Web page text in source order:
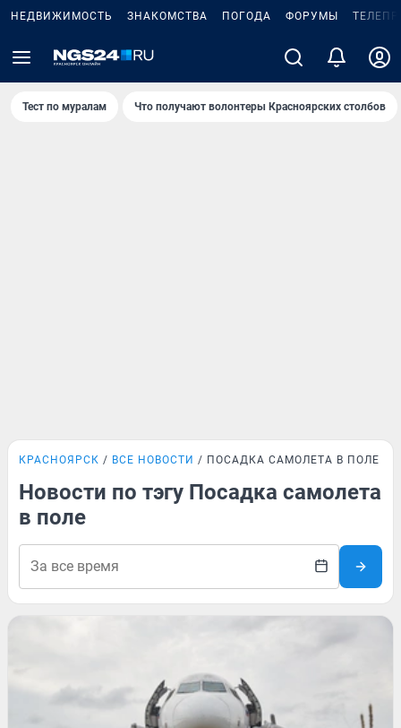
НЕДВИЖИМОСТЬ ЗНАКОМСТВА ПОГОДА ФОРУМЫ
Тест по мурaлaм Что получают волонтеры Красноярских столбов
КРАСНОЯРСК ВСЕ НОВОСТИ ПОСАДКА САМОЛЕТА В ПОЛЕ
Новости по тэгу Посадка самолета
в поле